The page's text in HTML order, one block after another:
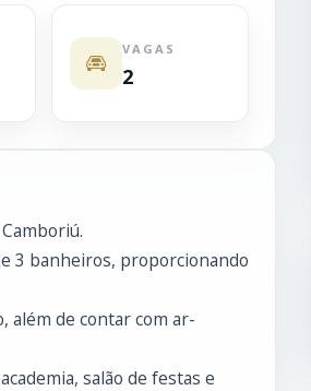
VAGAS
2
3 banheiros, proporcionando
além de contar com ar-
salão de festas e